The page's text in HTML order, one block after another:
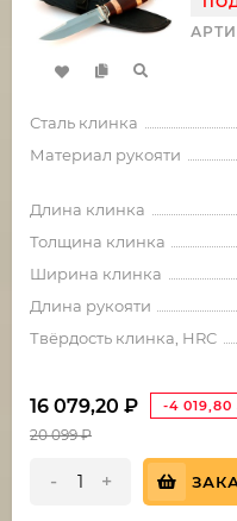
Сталь клинка
Материал рукояти
Длина клинка
Толщина клинка
Ширина клинка
Длина рукояти
Твёрдость клинка, HRC
16 079,20 ₽ -4 019,80
20 099₽
- +